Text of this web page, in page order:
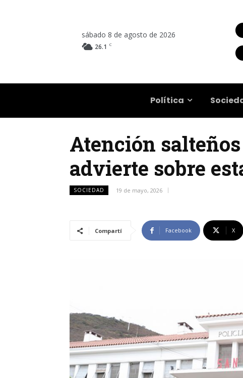
sábado 8 de agosto de 2026
26.1 C
Política
Atención
advierte sobre
SOCIEDAD 19 de mayo, 2026
Compartí Facebook X